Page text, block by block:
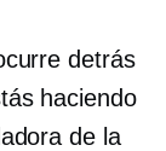
detrás
haciendo
de la